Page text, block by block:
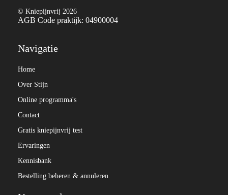
© Kniepijnvrij 2026
AGB Code praktijk: 04900004
Navigatie
Home
Over Stijn
Online programma's
Contact
Gratis kniepijnvrij test
Ervaringen
Kennisbank
Bestelling beheren & annuleren.